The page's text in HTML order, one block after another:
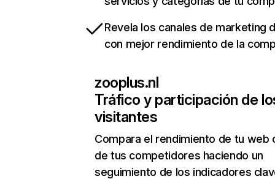
Revela los canales de marketing
con mejor rendimiento de la
zooplus.nl
Tráfico y participación de
visitantes
Compara el rendimiento de tu web
de tus competidores haciendo un
seguimiento de los indicadores